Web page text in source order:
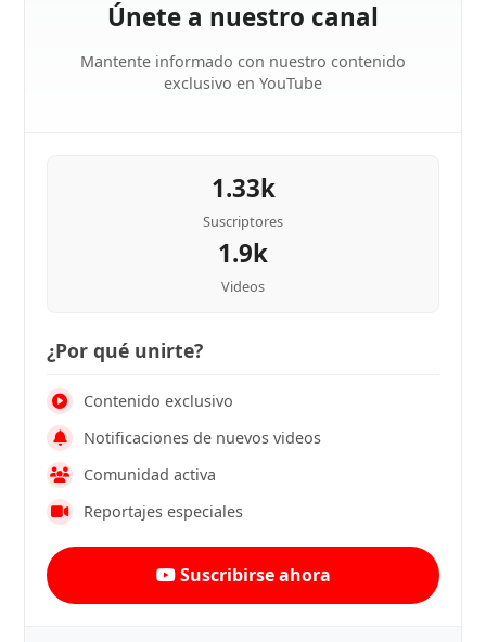
Únete a nuestro canal
Mantente informado con nuestro contenido
exclusivo en YouTube
1.33k
Suscriptores
1.9k
Videos
¿Por qué unirte?
Contenido exclusivo
Notificaciones de nuevos videos
Comunidad activa
Reportajes especiales
Suscribirse ahora